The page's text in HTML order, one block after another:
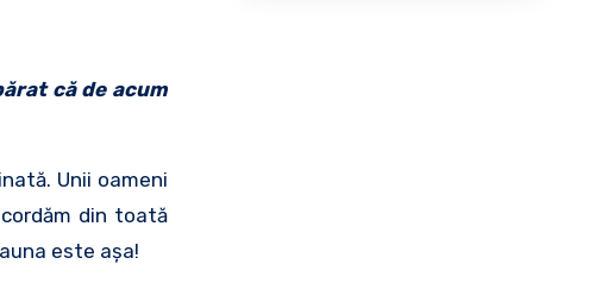
că de acum
Unii oameni
din toată
este aşa!